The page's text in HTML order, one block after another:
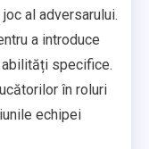
al adversarului.
a introduce
specifice.
în roluri
echipei